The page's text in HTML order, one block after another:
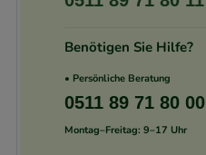
Benötigen Sie Hilfe?
• Persönliche Beratung
0511 89 71 80 00
Montag–Freitag: 9–17 Uhr